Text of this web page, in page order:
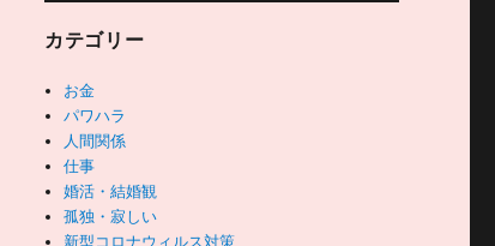
カテゴリー
お金
パワハラ
人間関係
仕事
婚活・結婚観
孤独・寂しい